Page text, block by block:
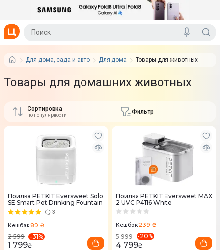
Для дома, сада и авто Для дома Товары для животных
Товары для домашних животных
Сортировка
по популярности Фильтр
Поилка PETKIT Eversweet Solo
SE Smart Pet Drinking Fountain
3
Кешбэк89 ₴
2 599
-31%
1 799₴
Поилка PETKIT Eversweet MAX
2 UVC P4116 White
Кешбэк 239 ₴
5 999
-20%
4 799₴